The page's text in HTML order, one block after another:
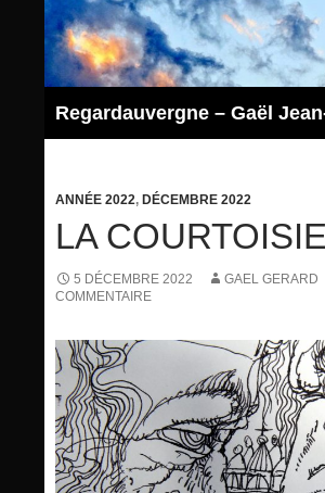
contenu
ANNÉE 2022, DÉCEMBRE 2022
LA
5 DÉCEMBRE 2022 GAEL GERARD
COMMENTAIRE